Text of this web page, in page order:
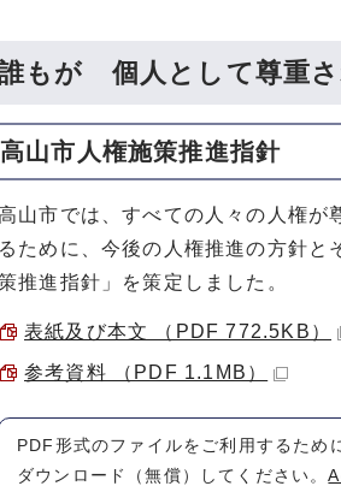
もが 個人として尊重
高山市人権施策推進指針
山市では、すべての人々の人権が
るために、今後の人権推進の方針
推進指針」を策定しました。
表紙及び本文 （PDF 772.5KB）
参考資料 （PDF 1.1MB）
PDF形式のファイルをご利用するた
ダウンロード（無償）してください。